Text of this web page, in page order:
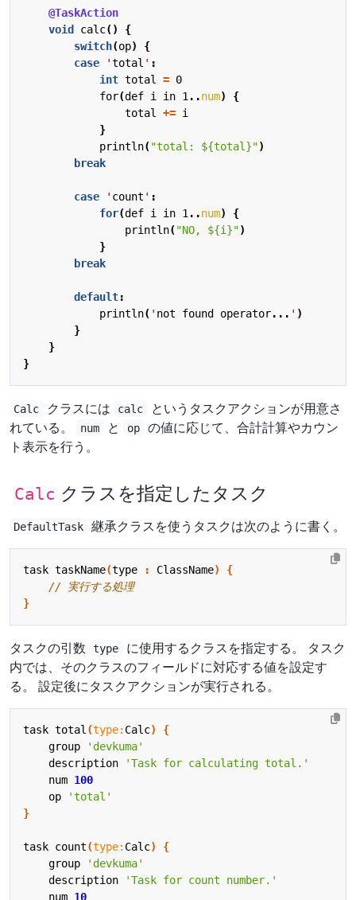
@TaskAction
void
calc()
{
switch(op)
{
case
'total ' :
int total = 0
for(def i in 1 ..num)
{
total
+= i
}
println("total: ${total}")
break
case ' count ' :
for(def i in 1 ..num)
{
println("NO, ${i}")
}
break
default:
println( ' not found operator... ' )
}
}
}
Calc クラスには calc
というタスクアクションが用意さ
れている。
num と op
の値に応じて、合計計算やカウン
ト表示を行う。
Calc クラスを指定したタスク
DefaultTask 継承クラスを使うタスクは次のように書く。
task taskName(type : ClassName)
{
}
タスクの引数 type
に使用するクラスを指定する。 タスク
内では、そのクラスのフィールドに対応する値を設定す
る。 設定後にタスクアクションが実行される。
task total (type: Calc)
{
group
'devkuma'
description
'Task for calculating total.'
num 100
op
'total'
}
task count(type: Calc)
{
group
'devkuma'
description
'Task for count number.'
num 10